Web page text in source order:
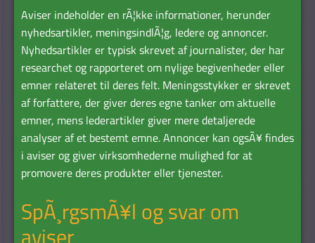
Aviser indeholder en rÃ¦kke informationer, herunder
nyhedsartikler, meningsindlÃ¦g, ledere og annoncer.
Nyhedsartikler er typisk skrevet af journalister, der har
researchet og rapporteret om nylige begivenheder eller
emner relateret til deres felt. Meningsstykker er skrevet
af forfattere, der giver deres egne tanker om aktuelle
emner, mens lederartikler giver mere detaljerede
analyser af et bestemt emne. Annoncer kan ogsÃ¥ findes
i aviser og giver virksomhederne mulighed for at
promovere deres produkter eller tjenester.
SpÃ¸rgsmÃ¥l og svar om
aviser